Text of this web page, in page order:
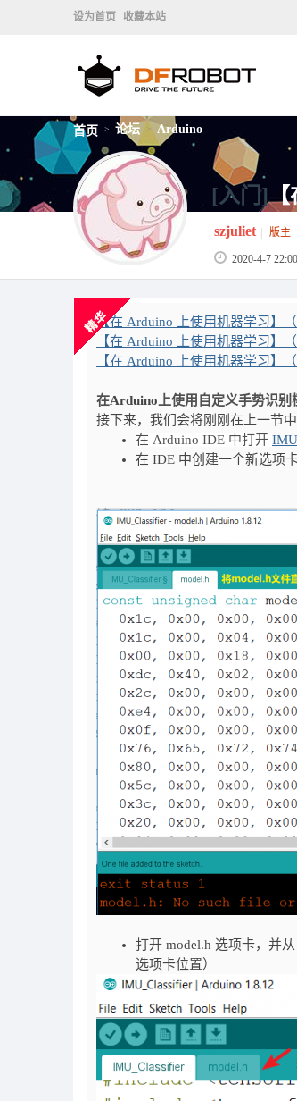
设为首页 收藏本站
首页 > 论坛 > Arduino
[入门]【
szjuliet 版主
2020-4-7
【在 Arduino 上使用机器学习】
【在 Arduino 上使用机器学习】
【在 Arduino 上使用机器学习】
在Arduino 上使用自定义手势识别
接下来，我们会将刚刚在上一节
在 Arduino IDE 中打开
在 IDE 中创建一个新选项
打开 model.h 选项卡，并
选项卡位置）